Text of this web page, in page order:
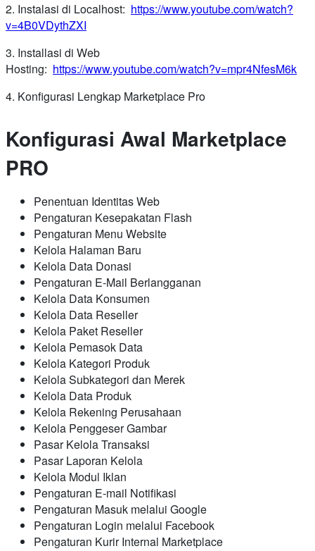
2. Instalasi di Localhost: https://www.youtube.com/watch?
v=4B0VDythZXI
3. Installasi di Web
Hosting: https://www.youtube.com/watch?v=mpr4NfesM6k
4. Konfigurasi Lengkap Marketplace Pro
Konfigurasi Awal Marketplace
PRO
Penentuan Identitas Web
Pengaturan Kesepakatan Flash
Pengaturan Menu Website
Kelola Halaman Baru
Kelola Data Donasi
Pengaturan E-Mail Berlangganan
Kelola Data Konsumen
Kelola Data Reseller
Kelola Paket Reseller
Kelola Pemasok Data
Kelola Kategori Produk
Kelola Subkategori dan Merek
Kelola Data Produk
Kelola Rekening Perusahaan
Kelola Penggeser Gambar
Pasar Kelola Transaksi
Pasar Laporan Kelola
Kelola Modul Iklan
Pengaturan E-mail Notifikasi
Pengaturan Masuk melalui Google
Pengaturan Login melalui Facebook
Pengaturan Kurir Internal Marketplace